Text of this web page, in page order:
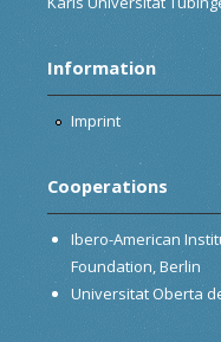
Information
Imprint
Cooperations
Ibero-American
Foundation, Berlin
Universitat Oberta